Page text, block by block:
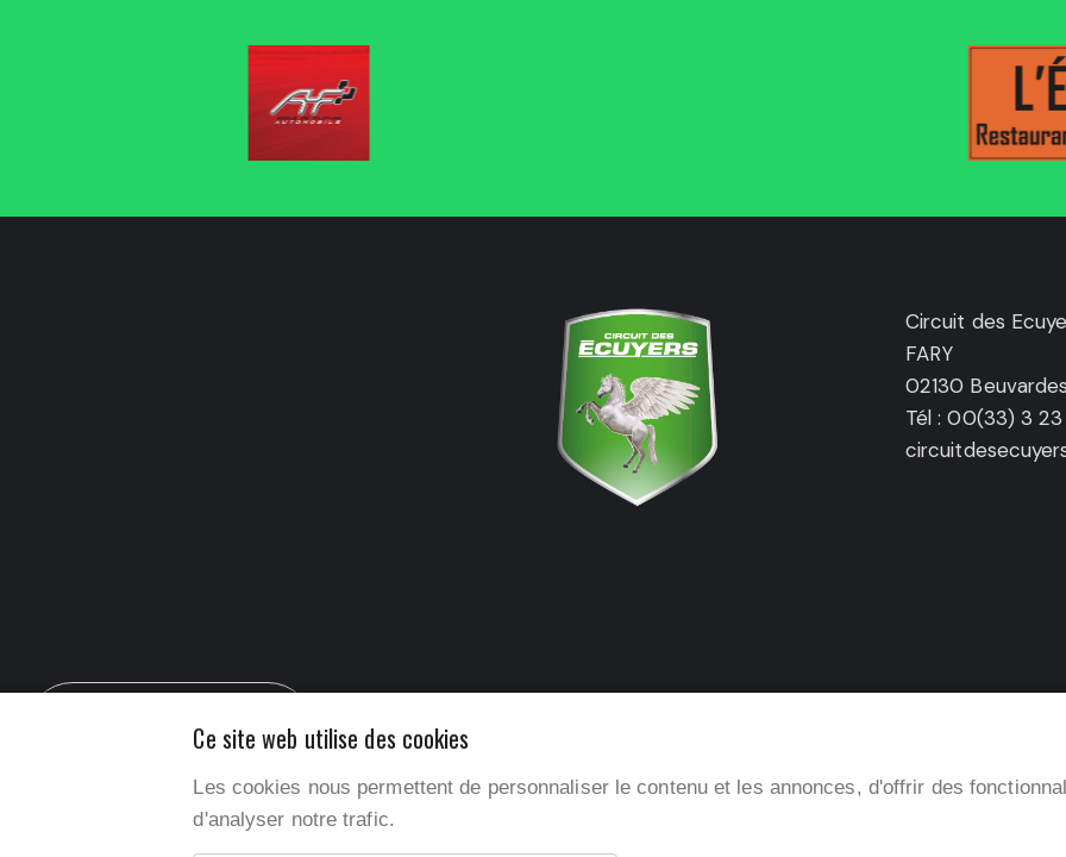
Ce site web utilise des cookies
Les cookies nous permettent de personnaliser le contenu et les annonces, d'offrir des
d'analyser notre trafic.
Contactez-nous !
Circuit des
FARY
02130
Tél : 00(33) 3
Accès rapides